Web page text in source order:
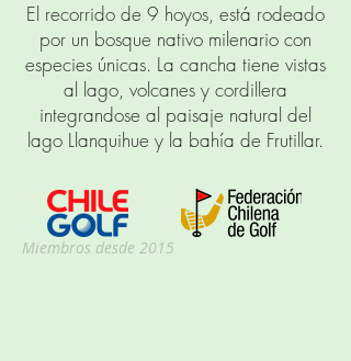
El recorrido de 9 hoyos, está rodeado
por un bosque nativo milenario con
especies únicas. La cancha tiene vistas
al lago, volcanes y cordillera
integrandose al paisaje natural del
lago Llanquihue y la bahía de Frutillar.
Miembros desde 2015